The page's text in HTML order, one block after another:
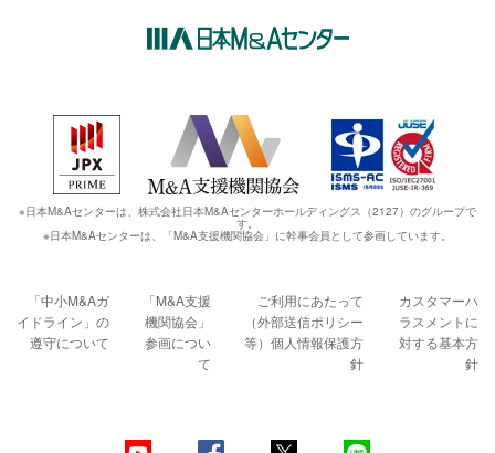
※日本M&Aセンターは、株式会社日本M&Aセンターホールディングス（2127）のグループで
す。
※日本M&Aセンターは、「M&A支援機関協会」に幹事会員として参画しています。
「中小M&Aガ
イドライン」の
遵守について
「M&A支援
機関協会」
参画につい
て
ご利用にあたって
（外部送信ポリシー
等）個人情報保護方
針
カスタマーハ
ラスメントに
対する基本方
針